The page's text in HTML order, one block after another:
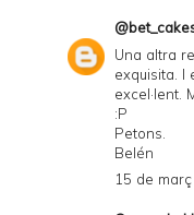
Una altra
exquisita. I
excel·lent.
:P
Petons.
Belén
15 de